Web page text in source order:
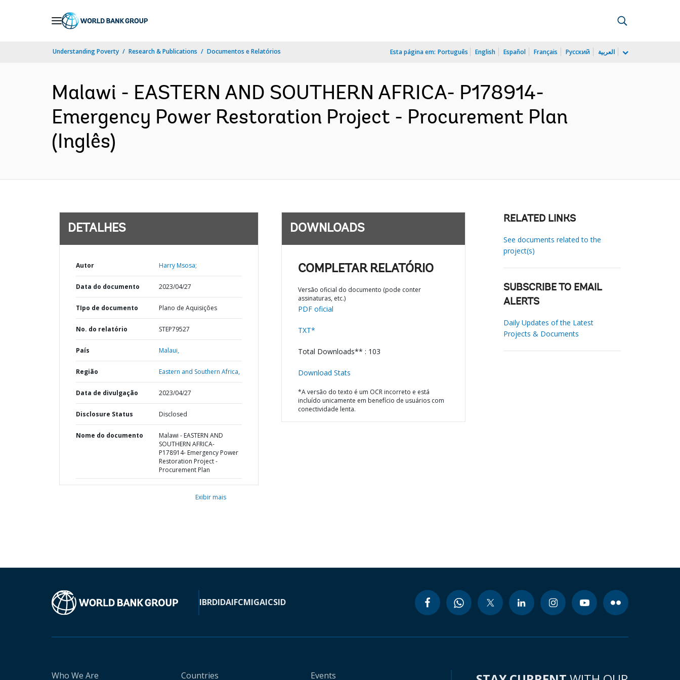
Understanding Poverty Research & Publications Documentos e Relatórios Esta página em: Português English Español Français Русский العربية
Malawi - EASTERN AND SOUTHERN AFRICA- P178914-
Emergency Power Restoration Project - Procurement Plan
(Inglês)
DETALHES
Autor Harry Msosa;
Data do documento 2023/04/27
TIpo de documento Plano de Aquisições
No. do relatório STEP79527
País Malaui,
Região Eastern and Southern Africa,
Data de divulgação 2023/04/27
Disclosure Status Disclosed
Nome do documento
Malawi - EASTERN AND
SOUTHERN AFRICA-
P178914- Emergency Power
Restoration Project -
Procurement Plan
Exibir mais
DOWNLOADS
COMPLETAR RELATÓRIO
Versão oficial do documento (pode conter
assinaturas, etc.)
PDF oficial
TXT*
Total Downloads** : 103
Download Stats
*A versão do texto é um OCR incorreto e está
incluído unicamente em benefício de usuários com
conectividade lenta.
RELATED LINKS
See documents related to the
project(s)
SUBSCRIBE TO EMAIL
ALERTS
Daily Updates of the Latest
Projects & Documents
IBRDIDAIFCMIGAICSID
Who We Are Countries Events